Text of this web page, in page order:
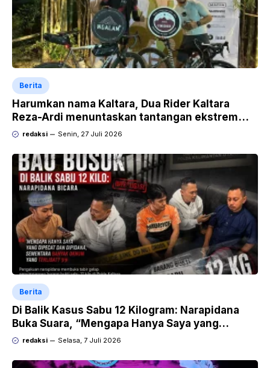
Berita
Harumkan nama Kaltara, Dua Rider Kaltara
Reza-Ardi menuntaskan tantangan ekstrem
Audax Malang 300 KM
redaksi Senin, 27 Juli 2026
Berita
Di Balik Kasus Sabu 12 Kilogram: Narapidana
Buka Suara, “Mengapa Hanya Saya yang
Dipecat dan Dipidana?
redaksi Selasa, 7 Juli 2026